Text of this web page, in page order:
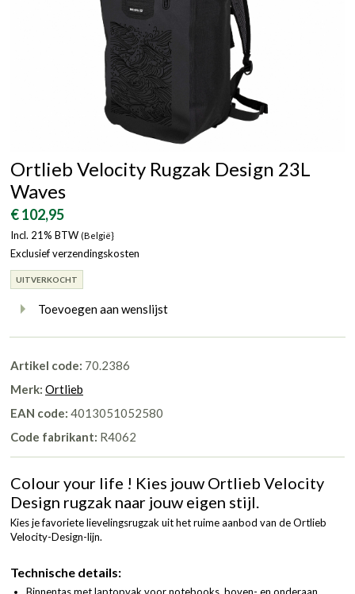
Ortlieb Velocity Rugzak Design 23L
Waves
€ 102,95
Incl. 21% BTW (België}
Exclusief verzendingskosten
UITVERKOCHT
Toevoegen aan wenslijst
Artikel code: 70.2386
Merk: Ortlieb
EAN code: 4013051052580
Code fabrikant: R4062
Colour your life ! Kies jouw Ortlieb Velocity
Design rugzak naar jouw eigen stijl.
Kies je favoriete lievelingsrugzak uit het ruime aanbod van de Ortlieb
Velocity-Design-lijn.
Technische details: